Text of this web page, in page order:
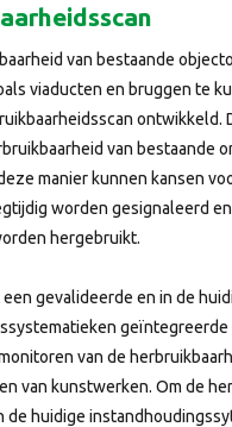
van bestaande
viaducten en bruggen te
ontwikkeld.
van bestaande
manier kunnen kansen
worden gesignaleerd
hergebruikt.
gevalideerde en in de
van de
van kunstwerken. Om de
de huidige